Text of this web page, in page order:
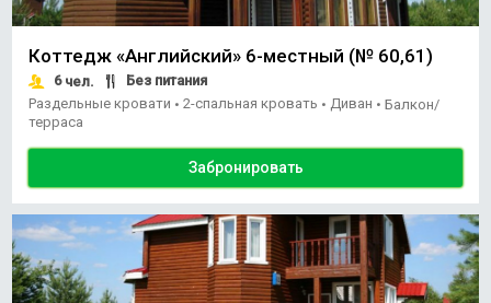
Коттедж «Английский» 6-местный (№ 60,61)
6чел.
Без питания
Раздельные кровати • 2-спальная кровать • Диван • Балкон/
терраса
Забронировать